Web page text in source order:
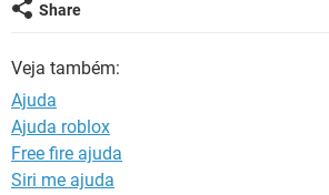
OUTLOOK
GUIA DE COMPRAS
Share
Veja também:
Ajuda
Ajuda roblox
Free fire ajuda
Siri me ajuda